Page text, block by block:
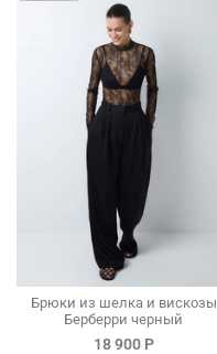
Брюки из шелка и вискозы
Берберри черный
18 900 Р